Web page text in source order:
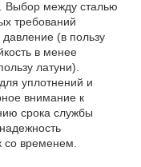
Выбор между сталью
требований
(в пользу
в менее
латуни).
уплотнений и
внимание к
срока службы
со временем.